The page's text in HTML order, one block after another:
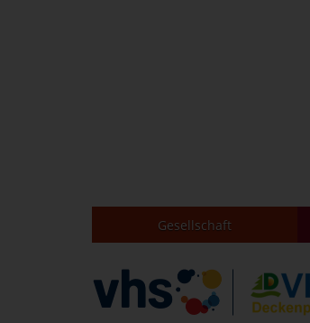
Gesellschaft